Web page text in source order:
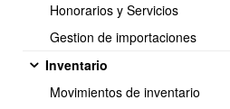
Honorarios y Servicios
Gestion de importaciones
Inventario
Movimientos de inventario
2. Editar
Producción